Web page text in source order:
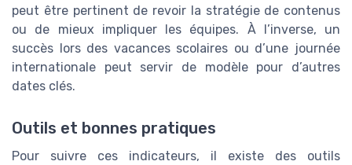
peut être pertinent de revoir la stratégie de contenus
ou de mieux impliquer les équipes. À l’inverse, un
succès lors des vacances scolaires ou d’une journée
internationale peut servir de modèle pour d’autres
dates clés.
Outils et bonnes pratiques
Pour suivre ces indicateurs, il existe des outils